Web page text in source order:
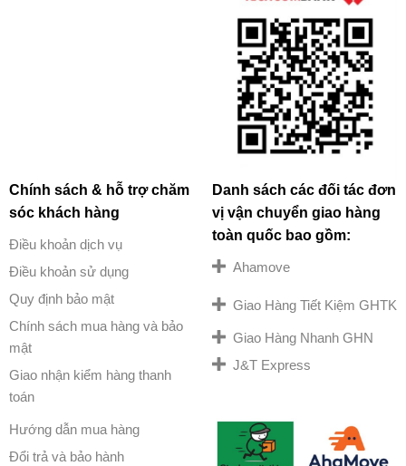
Chính sách & hỗ trợ chăm
sóc khách hàng
Điều khoản dịch vụ
Điều khoản sử dụng
Quy định bảo mật
Chính sách mua hàng và bảo
mật
Giao nhận kiểm hàng thanh
toán
Hướng dẫn mua hàng
Đổi trả và bảo hành
Danh sách các đối tác đơn
vị vận chuyển giao hàng
toàn quốc bao gồm:
Ahamove
Giao Hàng Tiết Kiệm GHTK
Giao Hàng Nhanh GHN
J&T Express